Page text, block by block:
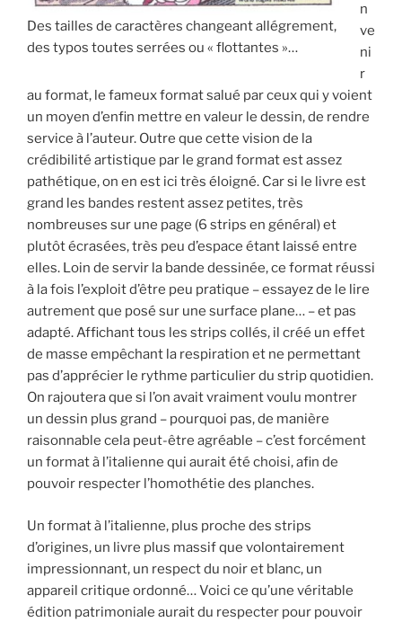
Des tailles de caractères changeant allégrement,
des typos toutes serrées ou « flottantes »…
n
ve
ni
r
au format, le fameux format salué par ceux qui y voient
un moyen d’enfin mettre en valeur le dessin, de rendre
service à l’auteur. Outre que cette vision de la
crédibilité artistique par le grand format est assez
pathétique, on en est ici très éloigné. Car si le livre est
grand les bandes restent assez petites, très
nombreuses sur une page (6 strips en général) et
plutôt écrasées, très peu d’espace étant laissé entre
elles. Loin de servir la bande dessinée, ce format réussi
à la fois l’exploit d’être peu pratique – essayez de le lire
autrement que posé sur une surface plane… – et pas
adapté. Affichant tous les strips collés, il créé un effet
de masse empêchant la respiration et ne permettant
pas d’apprécier le rythme particulier du strip quotidien.
On rajoutera que si l’on avait vraiment voulu montrer
un dessin plus grand – pourquoi pas, de manière
raisonnable cela peut-être agréable – c’est forcément
un format à l’italienne qui aurait été choisi, afin de
pouvoir respecter l’homothétie des planches.
Un format à l’italienne, plus proche des strips
d’origines, un livre plus massif que volontairement
impressionnant, un respect du noir et blanc, un
appareil critique ordonné… Voici ce qu’une véritable
édition patrimoniale aurait du respecter pour pouvoir